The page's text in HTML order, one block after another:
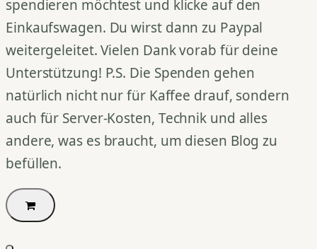
spendieren möchtest und klicke auf den
Einkaufswagen. Du wirst dann zu Paypal
weitergeleitet. Vielen Dank vorab für deine
Unterstützung! P.S. Die Spenden gehen
natürlich nicht nur für Kaffee drauf, sondern
auch für Server-Kosten, Technik und alles
andere, was es braucht, um diesen Blog zu
befüllen.